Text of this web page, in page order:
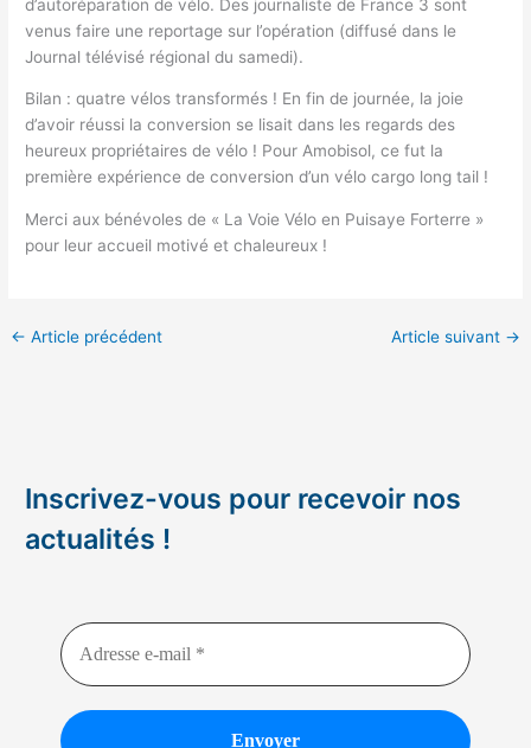
d’autoréparation de vélo. Des journaliste de France 3 sont
venus faire une reportage sur l’opération (diffusé dans le
Journal télévisé régional du samedi).
Bilan : quatre vélos transformés ! En fin de journée, la joie
d’avoir réussi la conversion se lisait dans les regards des
heureux propriétaires de vélo ! Pour Amobisol, ce fut la
première expérience de conversion d’un vélo cargo long tail !
Merci aux bénévoles de « La Voie Vélo en Puisaye Forterre »
pour leur accueil motivé et chaleureux !
← Article précédent Article suivant →
Inscrivez-vous pour recevoir nos
actualités !